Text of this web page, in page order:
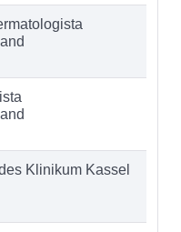
Klinikum Kassel